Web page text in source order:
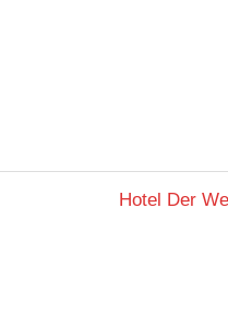
Nächster
Hotel Der